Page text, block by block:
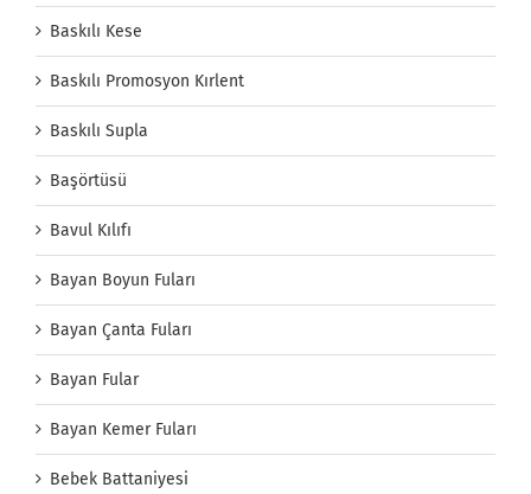
Baskılı Kese
Baskılı Promosyon Kırlent
Baskılı Supla
Başörtüsü
Bavul Kılıfı
Bayan Boyun Fuları
Bayan Çanta Fuları
Bayan Fular
Bayan Kemer Fuları
Bebek Battaniyesi